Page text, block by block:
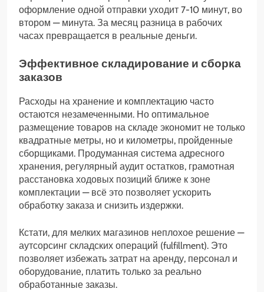
оформление одной отправки уходит 7-10 минут, во
втором — минута. За месяц разница в рабочих
часах превращается в реальные деньги.
Эффективное складирование и сборка
заказов
Расходы на хранение и комплектацию часто
остаются незамеченными. Но оптимальное
размещение товаров на складе экономит не только
квадратные метры, но и километры, пройденные
сборщиками. Продуманная система адресного
хранения, регулярный аудит остатков, грамотная
расстановка ходовых позиций ближе к зоне
комплектации — всё это позволяет ускорить
обработку заказа и снизить издержки.
Кстати, для мелких магазинов неплохое решение —
аутсорсинг складских операций (fulfillment). Это
позволяет избежать затрат на аренду, персонал и
оборудование, платить только за реально
обработанные заказы.